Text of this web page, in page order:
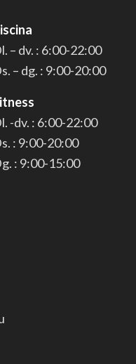
– dv. : 6:00-22:00
– dg. : 9:00-20:00
-dv. : 6:00-22:00
: 9:00-20:00
: 9:00-15:00